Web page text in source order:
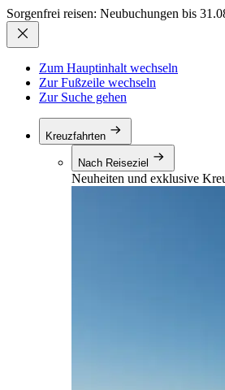
Sorgenfrei reisen: Neubuchungen bis
Zum Hauptinhalt wechseln
Zur Fußzeile wechseln
Zur Suche gehen
Kreuzfahrten
Nach Reiseziel
Neuheiten und exklusive